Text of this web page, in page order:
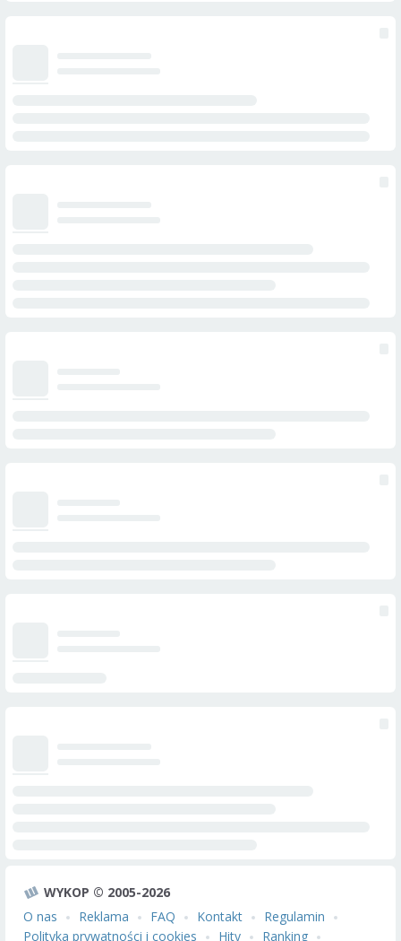
WYKOP © 2005-2026
O nas
Reklama FAQ Kontakt
Regulamin
Polityka prywatności i cookies
Hity Ranking